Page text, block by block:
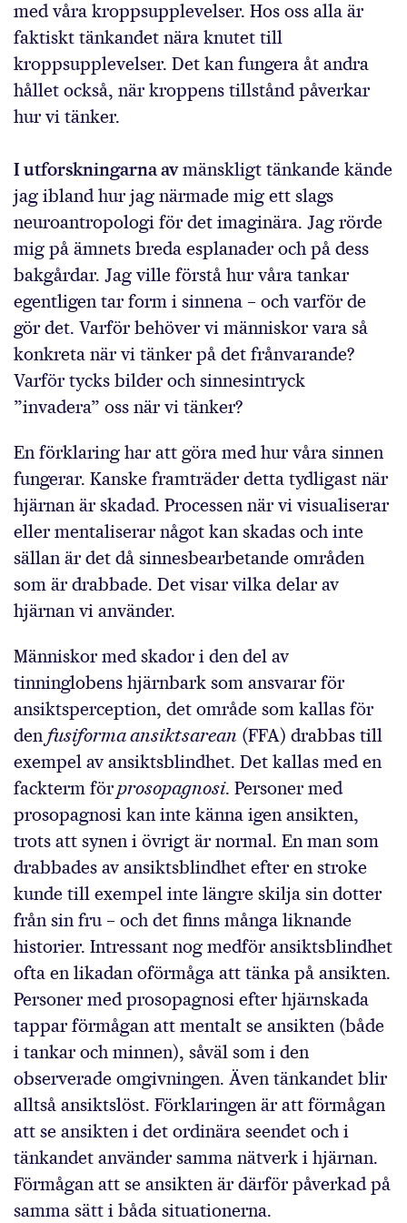
med våra kroppsupplevelser. Hos oss alla är
faktiskt tänkandet nära knutet till
kroppsupplevelser. Det kan fungera åt andra
hållet också, när kroppens tillstånd påverkar
hur vi tänker.
I utforskningarna avmänskligt tänkande kände
jag ibland hur jag närmade mig ett slags
neuroantropologi för det imaginära. Jag rörde
mig på ämnets breda esplanader och på dess
bakgårdar. Jag ville förstå hur våra tankar
egentligen tar form i sinnena – och varför de
gör det. Varför behöver vi människor vara så
konkreta när vi tänker på det frånvarande?
Varför tycks bilder och sinnesintryck
”invadera” oss när vi tänker?
En förklaring har att göra med hur våra sinnen
fungerar. Kanske framträder detta tydligast när
hjärnan är skadad. Processen när vi visualiserar
eller mentaliserar något kan skadas och inte
sällan är det då sinnesbearbetande områden
som är drabbade. Det visar vilka delar av
hjärnan vi använder.
Människor med skador i den del av
tinninglobens hjärnbark som ansvarar för
ansiktsperception, det område som kallas för
den fusiforma ansiktsarean (FFA) drabbas till
exempel av ansiktsblindhet. Det kallas med en
fackterm förprosopagnosi. Personer med
prosopagnosi kan inte känna igen ansikten,
trots att synen i övrigt är normal. En man som
drabbades av ansiktsblindhet efter en stroke
kunde till exempel inte längre skilja sin dotter
från sin fru – och det finns många liknande
historier. Intressant nog medför ansiktsblindhet
ofta en likadan oförmåga att tänka på ansikten.
Personer med prosopagnosi efter hjärnskada
tappar förmågan att mentalt se ansikten (både
i tankar och minnen), såväl som i den
observerade omgivningen. Även tänkandet blir
alltså ansiktslöst. Förklaringen är att förmågan
att se ansikten i det ordinära seendet och i
tänkandet använder samma nätverk i hjärnan.
Förmågan att se ansikten är därför påverkad på
samma sätt i båda situationerna.